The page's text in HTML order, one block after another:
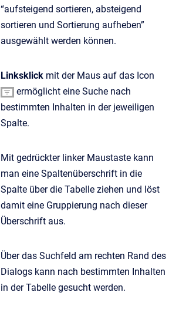
“aufsteigend sortieren, absteigend
sortieren und Sortierung aufheben”
ausgewählt werden können.
Linksklick mit der Maus auf das Icon
ermöglicht eine Suche nach
bestimmten Inhalten in der jeweiligen
Spalte.
Mit gedrückter linker Maustaste kann
man eine Spaltenüberschrift in die
Spalte über die Tabelle ziehen und löst
damit eine Gruppierung nach dieser
Überschrift aus.
Über das Suchfeld am rechten Rand des
Dialogs kann nach bestimmten Inhalten
in der Tabelle gesucht werden.